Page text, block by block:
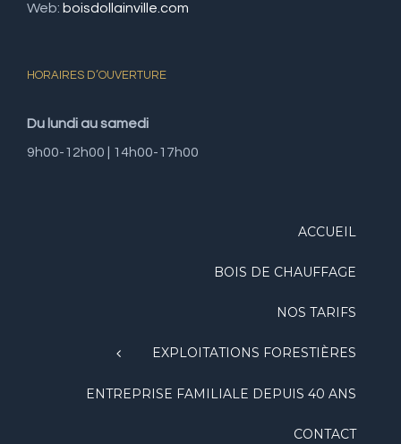
Web: boisdollainville.com
HORAIRES D’OUVERTURE
Du lundi au samedi
9h00-12h00 | 14h00-17h00
ACCUEIL
BOIS DE CHAUFFAGE
NOS TARIFS
EXPLOITATIONS FORESTIÈRES
ENTREPRISE FAMILIALE DEPUIS 40 ANS
CONTACT